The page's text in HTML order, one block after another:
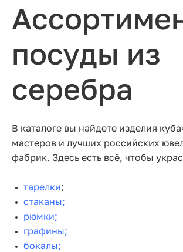
посуды из
серебра
В каталоге вы найдете изделия
мастеров и лучших российских
фабрик. Здесь есть всё, чтобы
тарелки;
стаканы;
рюмки;
графины;
бокалы;